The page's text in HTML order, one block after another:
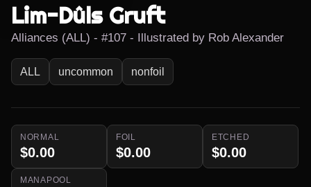
Lim-Dûls Gruft
Alliances (ALL) - #107 - Illustrated by Rob Alexander
ALL uncommon nonfoil
NORMAL
$0.00
FOIL
$0.00
ETCHED
$0.00
MANAPOOL